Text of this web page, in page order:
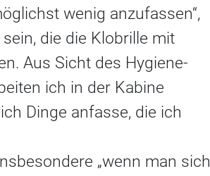
wenig anzufassen“,
die die Klobrille mit
Aus Sicht des Hygiene-
ich in der Kabine
Dinge anfasse, die ich
„wenn man sich